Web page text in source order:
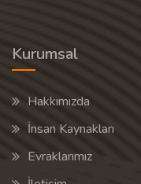
Kurumsal
Hakkımızda
İnsan Kaynakları
Evraklarımız